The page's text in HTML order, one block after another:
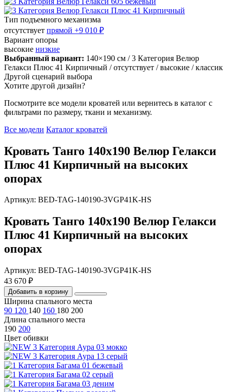
Тип подъемного механизма
отсутствует прямой +9 010 ₽
Вариант опоры
высокие низкие
Выбранный вариант: 140×190 см / 3 Категория Велюр
Гелакси Плюс 41 Кирпичный / отсутствует / высокие / классик
Другой сценарий выбора
Хотите другой дизайн?
Посмотрите все модели кроватей или вернитесь в каталог с
фильтрами по размеру, ткани и механизму.
Все модели Каталог кроватей
Кровать Танго 140х190 Велюр Гелакси
Плюс 41 Кирпичный на высоких
опорах
Артикул: BED-TAG-140190-3VGP41K-HS
Кровать Танго 140х190 Велюр Гелакси
Плюс 41 Кирпичный на высоких
опорах
Артикул: BED-TAG-140190-3VGP41K-HS
43 670 ₽
Добавить в корзину
Ширина спального места
90 120 140 160 180 200
Длина спального места
190 200
Цвет обивки